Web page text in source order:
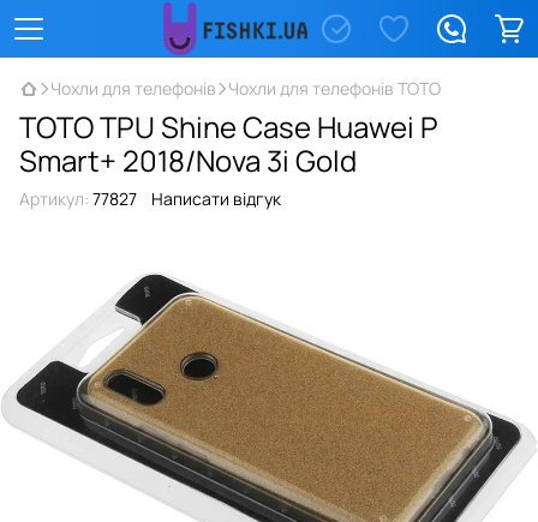
Чохли для телефонів Чохли для телефонів TOTO
TOTO TPU Shine Case Huawei P
Smart+ 2018/Nova 3i Gold
Артикул: 77827 Написати відгук